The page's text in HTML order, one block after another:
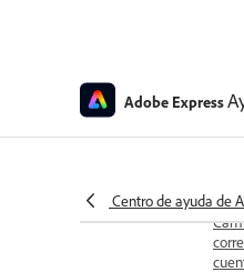
Adobe Express
Centro de ayuda de
las